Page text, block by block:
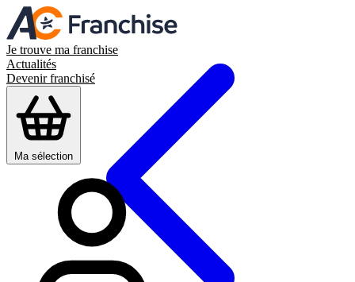
Je trouve ma franchise
Actualités
Devenir franchisé
Ma sélection